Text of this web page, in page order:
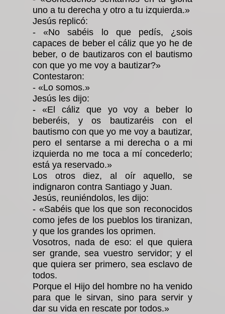
uno a tu derecha y otro a tu izquierda.»
Jesús replicó:
- «No sabéis lo que pedís, ¿sois
capaces de beber el cáliz que yo he de
beber, o de bautizaros con el bautismo
con que yo me voy a bautizar?»
Contestaron:
- «Lo somos.»
Jesús les dijo:
- «El cáliz que yo voy a beber lo
beberéis, y os bautizaréis con el
bautismo con que yo me voy a bautizar,
pero el sentarse a mi derecha o a mi
izquierda no me toca a mí concederlo;
está ya reservado.»
Los otros diez, al oír aquello, se
indignaron contra Santia­go y Juan.
Jesús, reuniéndolos, les dijo:
- «Sabéis que los que son reconocidos
como jefes de los pueblos los tiranizan,
y que los grandes los oprimen.
Vosotros, nada de eso: el que quiera
ser grande, sea vuestro servidor; y el
que quiera ser primero, sea esclavo de
todos.
Porque el Hijo del hombre no ha venido
para que le sir­van, sino para servir y
dar su vida en rescate por todos.»